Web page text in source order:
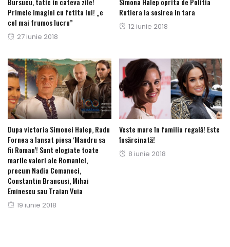
Primele imagini cu fetita lui! „e
cel mai frumos lucru”
Posted
27 iunie 2018
Rutiera la sosirea in tara
Posted
12 iunie 2018
Dupa victoria Simonei Halep, Radu
Fornea a lansat piesa ‘Mandru sa
fii Roman’! Sunt elogiate toate
marile valori ale Romaniei,
precum Nadia Comaneci,
Constantin Brancusi, Mihai
Eminescu sau Traian Vuia
Posted
19 iunie 2018
Veste mare în familia regală! Este
însărcinată!
Posted
8 iunie 2018